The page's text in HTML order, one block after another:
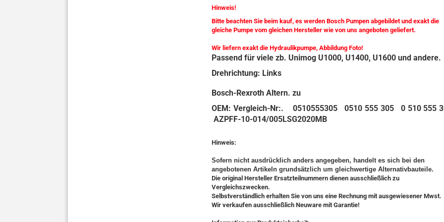
Hinweis!
Bitte beachten Sie beim kauf, es werden Bosch Pumpen abgebildet und exakt die
gleiche Pumpe vom gleichen Hersteller wie von uns angeboten geliefert.
Wir liefern exakt die Hydraulikpumpe, Abbildung Foto!
Passend für viele zb. Unimog U1000, U1400, U1600 und andere.
Drehrichtung: Links
Bosch-Rexroth Altern. zu
OEM: Vergleich-Nr:. 0510555305 0510 555 305 0 510 555
AZPFF-10-014/005LSG2020MB
Hinweis:
Sofern nicht ausdrücklich anders angegeben, handelt es sich bei den
angebotenen Artikeln grundsätzlich um gleichwertige Alternativbauteile.
Die original Hersteller Ersatzteilnummern dienen ausschließlich zu
Vergleichszwecken.
Selbstverständlich erhalten Sie von uns eine Rechnung mit ausgewiesener Mwst.
Wir verkaufen ausschließlich Neuware mit Garantie!